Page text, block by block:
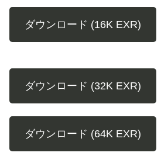
ダウンロード (16K EXR)
ダウンロード (32K EXR)
ダウンロード (64K EXR)